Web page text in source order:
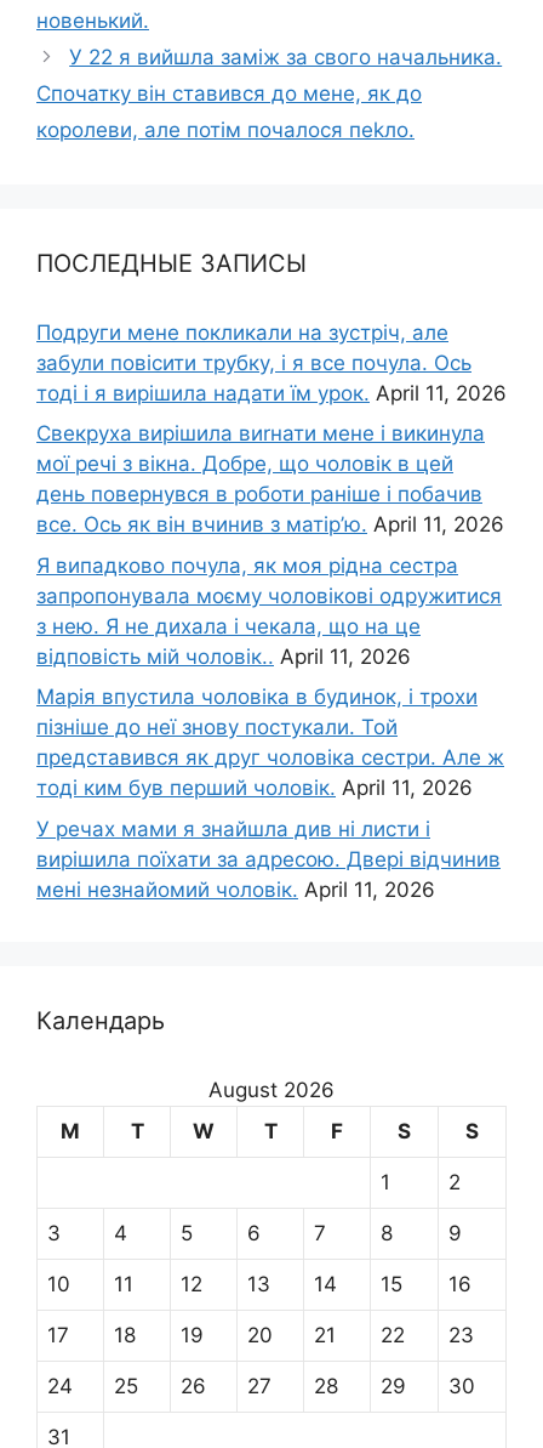
новенький.
У 22 я вийшла заміж за свого начальника.
Спочатку він ставився до мене, як до
королеви, але потім почалося пеkло.
ПОСЛЕДНЫЕ ЗАПИСЫ
Подруги мене покликали на зустріч, але
забули повісити трубку, і я все почула. Ось
тоді і я вирішила надати їм урок. April 11, 2026
Свекруха вирішила виrнати мене і викинула
мої речі з вікна. Добре, що чоловік в цей
день повернувся в роботи раніше і побачив
все. Ось як він вчинив з матір’ю. April 11, 2026
Я випадково почула, як моя рідна сестра
запропонувала моєму чоловікові одружитися
з нею. Я не дихала і чекала, що на це
відповість мій чоловік.. April 11, 2026
Марія впустила чоловіка в будинок, і трохи
пізніше до неї знову постукали. Той
представився як друг чоловіка сестри. Але ж
тоді ким був перший чоловік. April 11, 2026
У речах мами я знайшла див ні листи і
вирішила поїхати за адресою. Двері відчинив
мені незнайомий чоловік. April 11, 2026
Календарь
August 2026
M
T W T F S S
1 2
3 4 5 6 7 8 9
10 11 12 13 14 15 16
17 18 19 20 21 22 23
24 25 26 27 28 29 30
31